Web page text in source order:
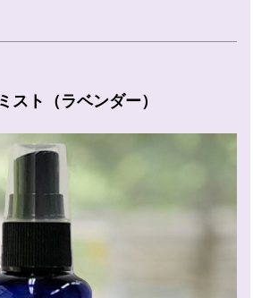
スト（ラベンダー）